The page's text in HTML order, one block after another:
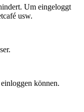
Um eingeloggt
usw.
können.